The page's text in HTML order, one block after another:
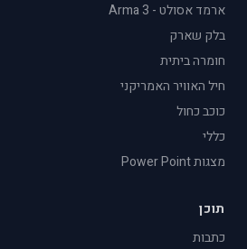
ארמד אסולט - Arma 3
בלק שארק
חומרה ביתית
חיל האוויר האמריקני
כוכב כחול
כללי
מצגות Power Point
תוכן
כתבות